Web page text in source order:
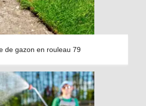
de gazon en rouleau 79